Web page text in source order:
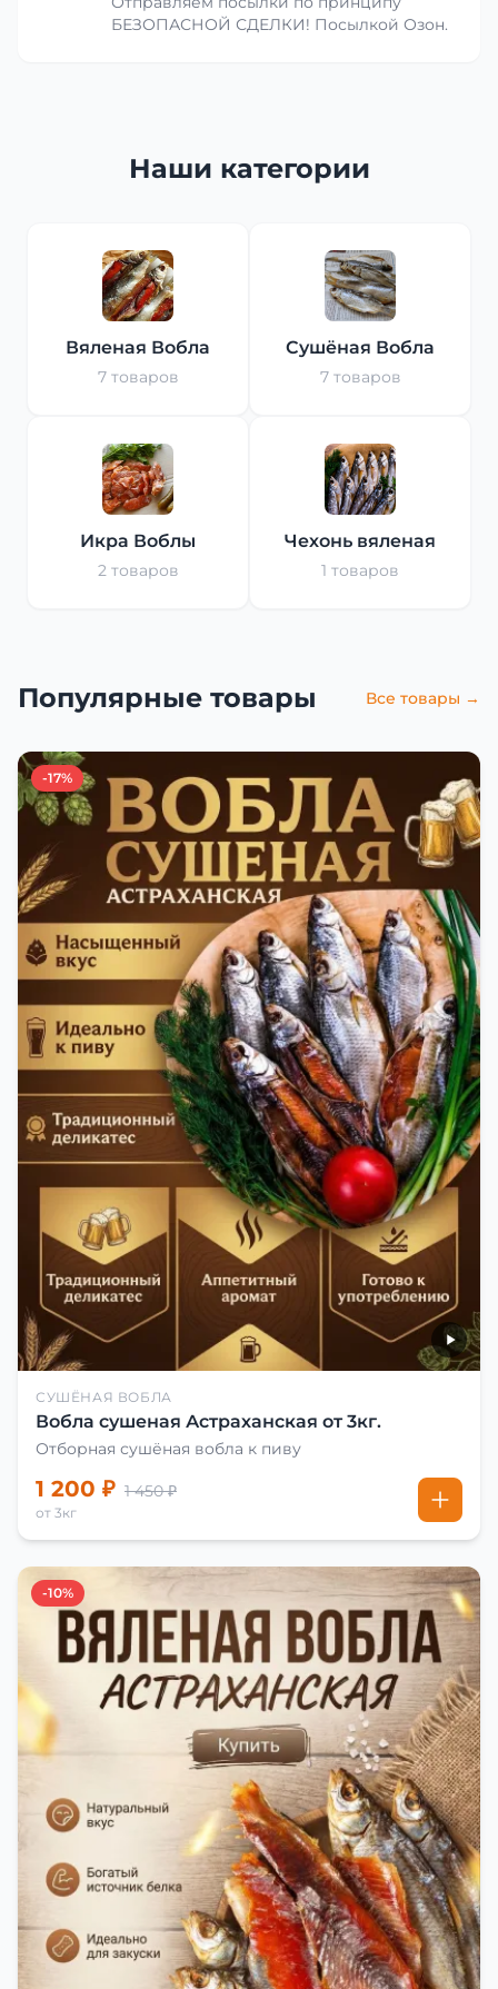
БЕЗОПАСНОЙ СДЕЛКИ! Посылкой Озон.
Наши категории
Вяленая Вобла
7 товаров
Сушёная Вобла
7 товаров
Икра Воблы
2 товаров
Чехонь вяленая
1 товаров
Популярные товары Все товары →
-17%
СУШЁНАЯ ВОБЛА
Вобла сушеная Астраханская от 3кг.
Отборная сушёная вобла к пиву
1 200 ₽ 1 450 ₽
от 3кг
-10%